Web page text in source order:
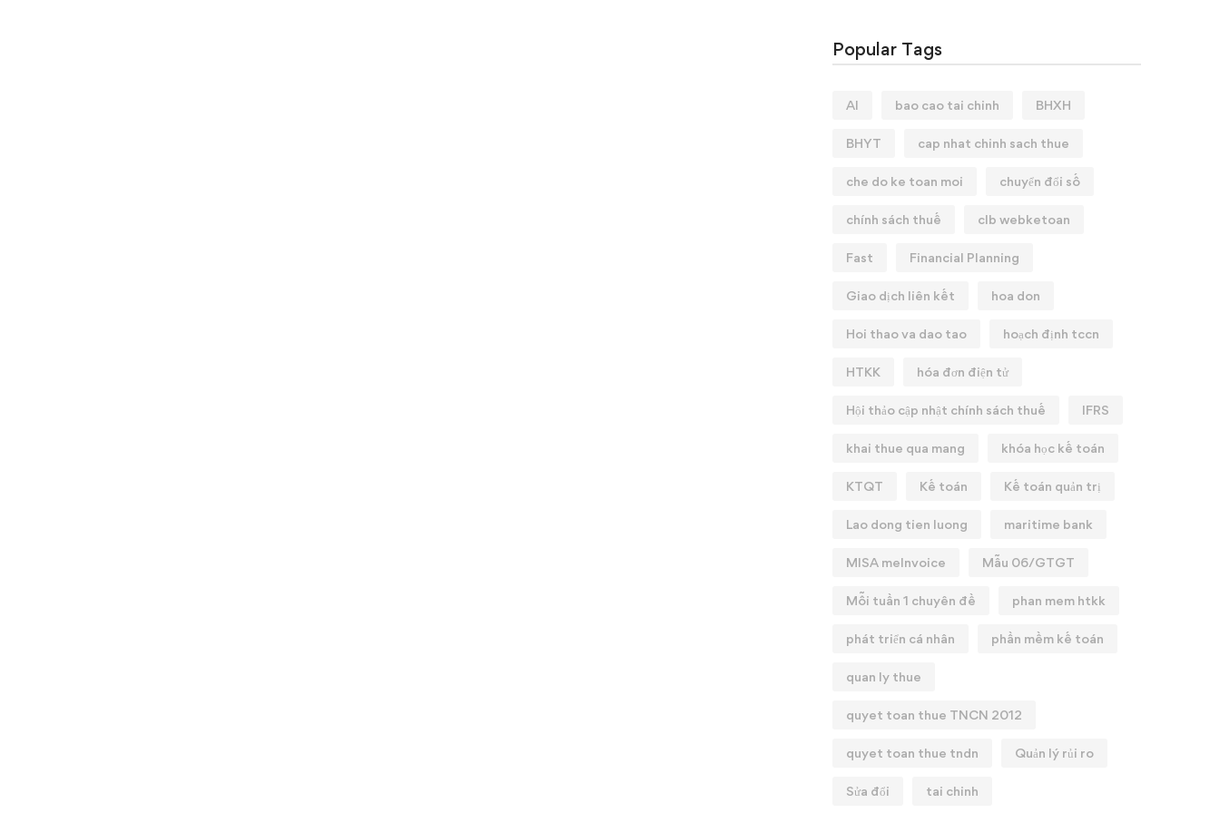
Popular Tags
AI bao cao tai chinh BHXH
BHYT cap nhat chinh sach thue
che do ke toan moi chuyển đổi số
chính sách thuế clb webketoan
Fast Financial Planning
Giao dịch liên kết hoa don
Hoi thao va dao tao hoạch định tccn
HTKK hóa đơn điện tử
Hội thảo cập nhật chính sách thuế IFRS
khai thue qua mang khóa học kế toán
KTQT Kế toán Kế toán quản trị
Lao dong tien luong maritime bank
MISA meInvoice Mẫu 06/GTGT
Mỗi tuần 1 chuyên đề phan mem htkk
phát triển cá nhân phần mềm kế toán
quan ly thue
quyet toan thue TNCN 2012
quyet toan thue tndn Quản lý rủi ro
Sửa đổi tai chinh